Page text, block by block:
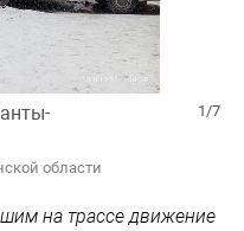
1/7
области
на трассе движение